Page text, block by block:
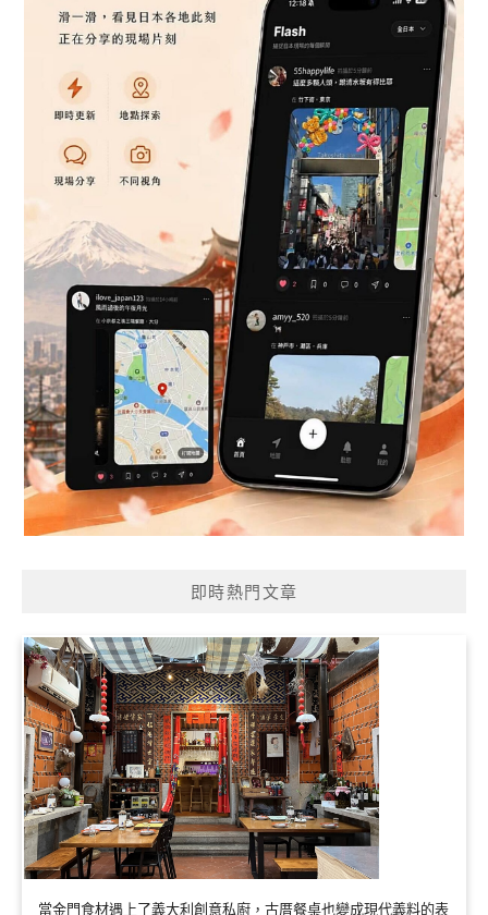
即時熱門文章
當金門食材遇上了義大利創意私廚，古厝餐桌也變成現代義料的表